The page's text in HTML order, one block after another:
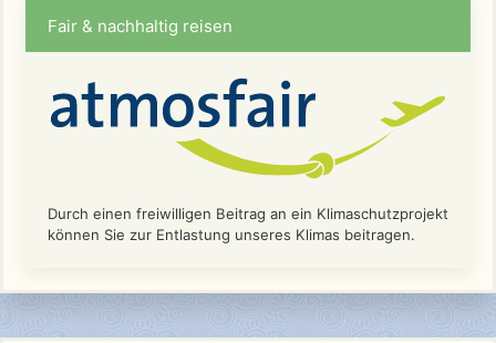
Fair & nachhaltig reisen
Durch einen freiwilligen Beitrag an ein Klimaschutzprojekt
können Sie zur Entlastung unseres Klimas beitragen.